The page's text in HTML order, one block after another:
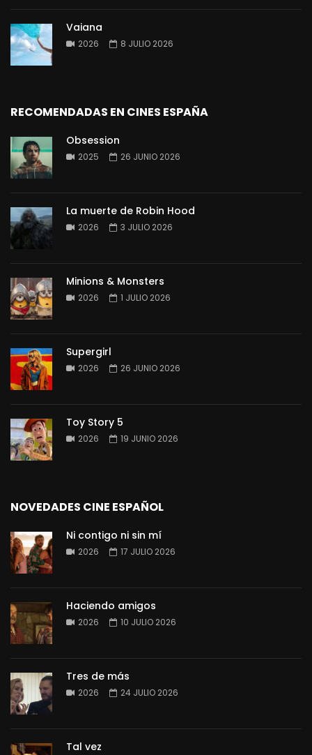
Vaiana
2026 8 JULIO 2026
RECOMENDADAS EN CINES ESPAÑA
Obsession
2025 26 JUNIO 2026
La muerte de Robin Hood
2026 3 JULIO 2026
Minions & Monsters
2026 1 JULIO 2026
Supergirl
2026 26 JUNIO 2026
Toy Story 5
2026 19 JUNIO 2026
NOVEDADES CINE ESPAÑOL
Ni contigo ni sin mí
2026 17 JULIO 2026
Haciendo amigos
2026 10 JULIO 2026
Tres de más
2026 24 JULIO 2026
Tal vez